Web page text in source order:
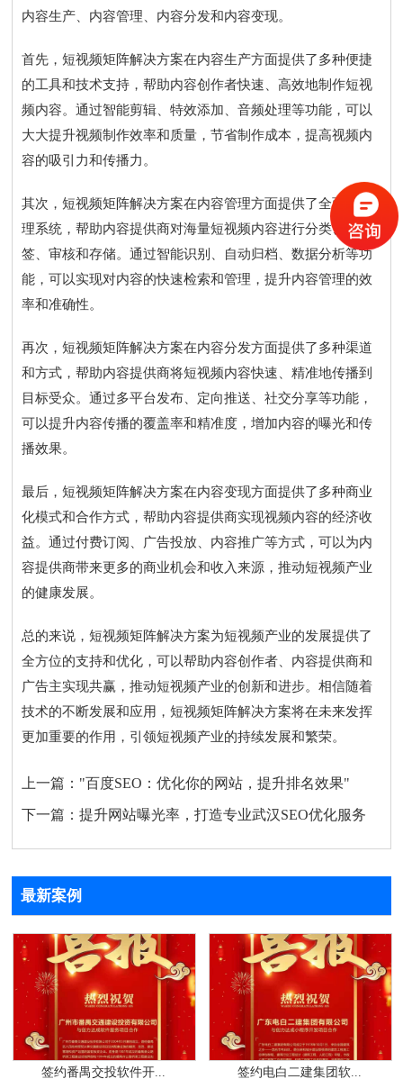
内容生产、内容管理、内容分发和内容变现。
首先，短视频矩阵解决方案在内容生产方面提供了多种便捷
的工具和技术支持，帮助内容创作者快速、高效地制作短视
频内容。通过智能剪辑、特效添加、音频处理等功能，可以
大大提升视频制作效率和质量，节省制作成本，提高视频内
容的吸引力和传播力。
其次，短视频矩阵解决方案在内容管理方面提供了全面的管
理系统，帮助内容提供商对海量短视频内容进行分类、标
签、审核和存储。通过智能识别、自动归档、数据分析等功
能，可以实现对内容的快速检索和管理，提升内容管理的效
率和准确性。
再次，短视频矩阵解决方案在内容分发方面提供了多种渠道
和方式，帮助内容提供商将短视频内容快速、精准地传播到
目标受众。通过多平台发布、定向推送、社交分享等功能，
可以提升内容传播的覆盖率和精准度，增加内容的曝光和传
播效果。
最后，短视频矩阵解决方案在内容变现方面提供了多种商业
化模式和合作方式，帮助内容提供商实现视频内容的经济收
益。通过付费订阅、广告投放、内容推广等方式，可以为内
容提供商带来更多的商业机会和收入来源，推动短视频产业
的健康发展。
总的来说，短视频矩阵解决方案为短视频产业的发展提供了
全方位的支持和优化，可以帮助内容创作者、内容提供商和
广告主实现共赢，推动短视频产业的创新和进步。相信随着
技术的不断发展和应用，短视频矩阵解决方案将在未来发挥
更加重要的作用，引领短视频产业的持续发展和繁荣。
上一篇： "百度SEO：优化你的网站，提升排名效果"
下一篇：提升网站曝光率，打造专业武汉SEO优化服务
最新案例
签约番禺交投软件开... 签约电白二建集团软...